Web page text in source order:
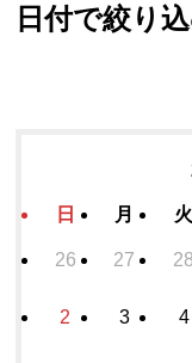
日付で絞り
日 月 火
26 27 28
2 3 4